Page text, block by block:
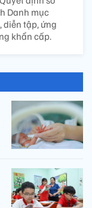
Danh mục
diễn tập, ứng
khẩn cấp.